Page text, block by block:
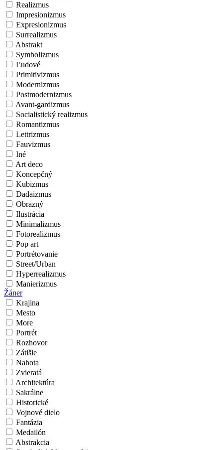
Realizmus
Impresionizmus
Expresionizmus
Surrealizmus
Abstrakt
Symbolizmus
Ľudové
Primitivizmus
Modernizmus
Postmodernizmus
Avant-gardizmus
Socialistický realizmus
Romantizmus
Lettrizmus
Fauvizmus
Iné
Art deco
Koncepčný
Kubizmus
Dadaizmus
Obrazný
Ilustrácia
Minimalizmus
Fotorealizmus
Pop art
Portrétovanie
Street/Urban
Hyperrealizmus
Manierizmus
Žáner
Krajina
Mesto
More
Portrét
Rozhovor
Zátišie
Nahota
Zvieratá
Architektúra
Sakrálne
Historické
Vojnové dielo
Fantázia
Medailón
Abstrakcia